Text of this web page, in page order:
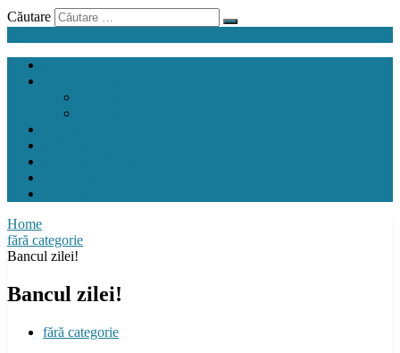
Căutare
Home
fără categorie
Bancul zilei!
Bancul zilei!
fără categorie